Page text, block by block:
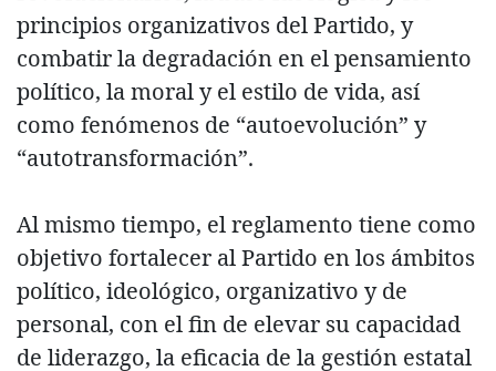
principios organizativos del Partido, y
combatir la degradación en el pensamiento
político, la moral y el estilo de vida, así
como fenómenos de “autoevolución” y
“autotransformación”.
Al mismo tiempo, el reglamento tiene como
objetivo fortalecer al Partido en los ámbitos
político, ideológico, organizativo y de
personal, con el fin de elevar su capacidad
de liderazgo, la eficacia de la gestión estatal